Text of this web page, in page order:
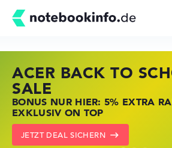
ACER BACK TO
SALE
BONUS NUR HIER: 5% EXTRA
EXKLUSIV ON TOP
JETZT DEAL SICHERN
HP STORE SSV
JETZT ZUGREIFEN: NOTEBOOKS
KRÄFTIG REDUZIERT
ZU DEN HP ANGEBOTEN
LENOVO LAPTOP
NOTEBOOKS BEI LENOVO JETZT
KRÄFTIG REDUZIERT
LENOVO DEALS ZEIGEN